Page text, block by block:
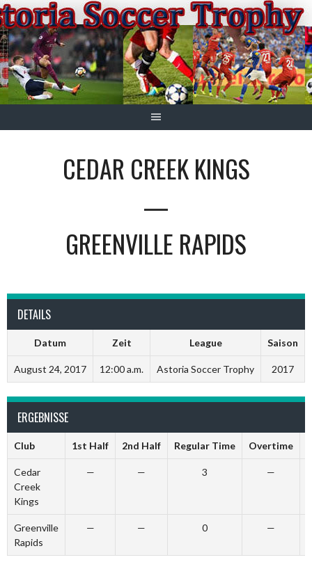
Springe
zum
Inhalt
CEDAR CREEK KINGS
—
GREENVILLE RAPIDS
DETAILS
Datum Zeit League Saison
August 24, 2017 12:00 a.m. Astoria Soccer Trophy 2017
ERGEBNISSE
Club 1st Half 2nd Half Regular Time Overtime
Cedar
Creek
Kings
— — 3 —
Greenville
Rapids
— — 0 —